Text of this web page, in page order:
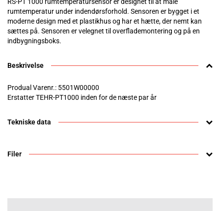
rumtemperatur under indendørsforhold. Sensoren er bygget i et
moderne design med et plastikhus og har et hætte, der nemt kan
sættes på. Sensoren er velegnet til overflademontering og på en
indbygningsboks.
Beskrivelse
Produal Varenr.: 5501W00000
Erstatter TEHR-PT1000 inden for de næste par år
Tekniske data
Filer